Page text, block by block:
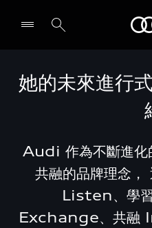
她的未來進
Audi 作為不斷進化
共融的品牌理念，
Listen、學
Exchange、共